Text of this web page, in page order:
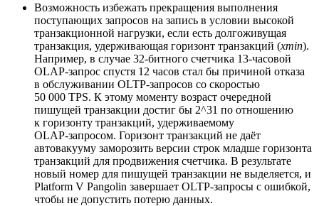
Возможность избежать прекращения выполнения
поступающих запросов на запись в условии высокой
транзакционной нагрузки, если есть долгоживущая
транзакция, удерживающая горизонт транзакций (xmin).
Например, в случае 32-битного счетчика 13-часовой
OLAP‑запрос спустя 12 часов стал бы причиной отказа
в обслуживании OLTP‑запросов со скоростью
50 000 TPS. К этому моменту возраст очередной
пишущей транзакции достиг бы 2^31 по отношению
к горизонту транзакций, удерживаемому
OLAP‑запросом. Горизонт транзакций не даёт
автовакууму заморозить версии строк младше горизонта
транзакций для продвижения счетчика. В результате
новый номер для пишущей транзакции не выделяется, и
Platform V Pangolin завершает OLTP‑запросы с ошибкой,
чтобы не допустить потерю данных.